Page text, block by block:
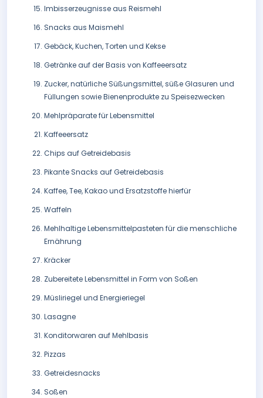
Imbisserzeugnisse aus Reismehl
Snacks aus Maismehl
Gebäck, Kuchen, Torten und Kekse
Getränke auf der Basis von Kaffeeersatz
Zucker, natürliche Süßungsmittel, süße Glasuren und
Füllungen sowie Bienenprodukte zu Speisezwecken
Mehlpräparate für Lebensmittel
Kaffeeersatz
Chips auf Getreidebasis
Pikante Snacks auf Getreidebasis
Kaffee, Tee, Kakao und Ersatzstoffe hierfür
Waffeln
Mehlhaltige Lebensmittelpasteten für die menschliche
Ernährung
Kräcker
Zubereitete Lebensmittel in Form von Soßen
Müsliriegel und Energieriegel
Lasagne
Konditorwaren auf Mehlbasis
Pizzas
Getreidesnacks
Soßen